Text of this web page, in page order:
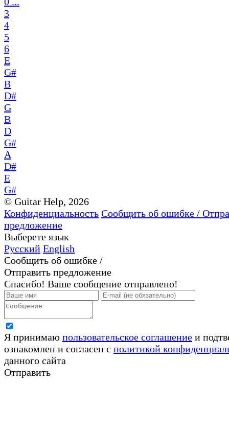
3
4
5
6
E
G#
B
D#
G
B
D
G#
A
D#
E
G#
© Guitar Help, 2026
Конфиденциальность Сообщить об ошибке /
предложение
Выберете язык
Русский English
Сообщить об ошибке /
Отправить предложение
Спасибо! Ваше сообщение отправлено!
Я принимаю пользовательское соглашение и
ознакомлен и согласен с политикой
данного сайта
Отправить